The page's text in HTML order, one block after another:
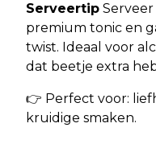
Serveertip
premium tonic en
twist. Ideaal voor
dat beetje extra
👉 Perfect voor:
kruidige smaken.